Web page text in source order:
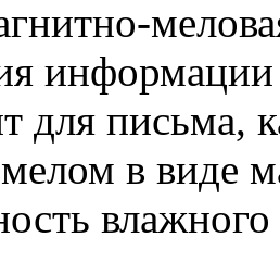
для письма,
в виде
влажного